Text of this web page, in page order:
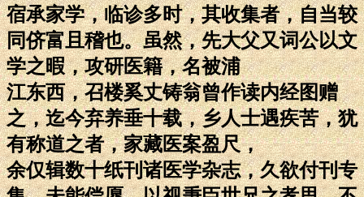
宿承家学，临诊多时，其收集者，自当较
同侪富且稽也。虽然，先大父又词公以文
学之暇，攻研医籍，名被浦
江东西，召楼奚丈铸翁曾作读内经图赠
之，迄今弃养垂十载，乡人士遇疾苦，犹
有称道之者，家藏医案盈尺，
余仅辑数十纸刊诸医学杂志，久欲付刊专